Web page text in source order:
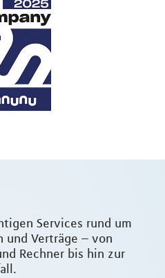
Services rund um
und Verträge – von
Rechner bis hin zur